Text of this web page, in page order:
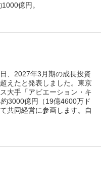
億円。
、2027年3月期の成長投資
えたと発表しました。東京
大手「アビエーション・キ
3000億円（19億4600万ド
共同経営に参画します。自